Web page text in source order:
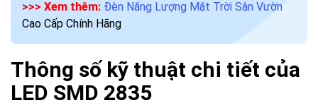
>>> Xem thêm: Đèn Năng Lượng Mặt Trời Sân Vườn
Cao Cấp Chính Hãng
Thông số kỹ thuật chi tiết của
LED SMD 2835